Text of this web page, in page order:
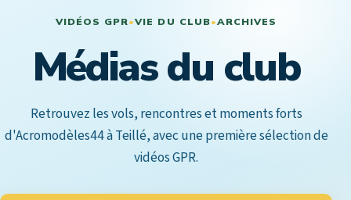
VIDÉOS GPR•VIE DU CLUB•ARCHIVES
Médias du club
Retrouvez les vols, rencontres et moments forts
d'Acromodèles44 à Teillé, avec une première sélection de
vidéos GPR.